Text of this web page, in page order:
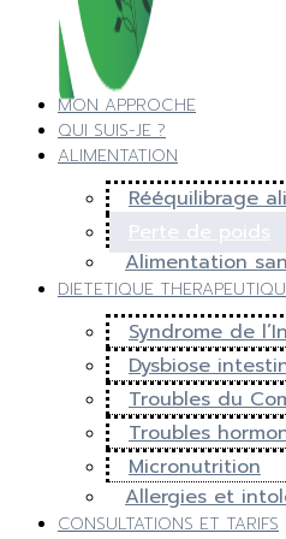
MON APPROCHE
QUI SUIS-JE ?
ALIMENTATION
Rééquilibrage
Perte de poids
Alimentation
DIETETIQUE
Syndrome de
Dysbiose
Troubles du
Troubles
Micronutrition
Allergies et
CONSULTATIONS ET TARIFS